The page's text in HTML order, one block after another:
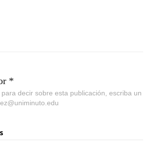
*
decir sobre esta publicación, escriba un